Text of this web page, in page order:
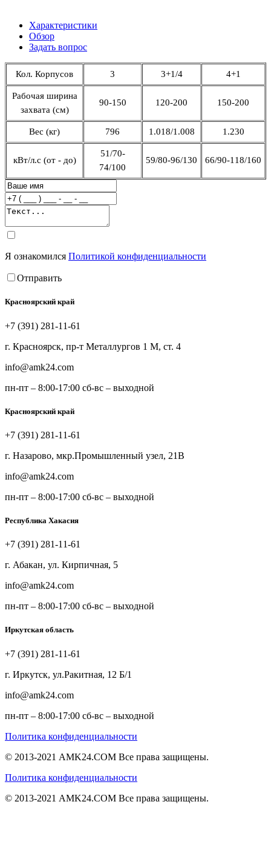
Характеристики
Обзор
Задать вопрос
Кол. Корпусов 3 3+1/4 4+1
Рабочая ширина
захвата (см)
90-150 120-200 150-200
Вес (кг) 796 1.018/1.008 1.230
кВт/л.с (от - до)
51/70-
74/100
59/80-96/130 66/90-118/160
Я ознакомился Политикой конфиденциальности
Отправить
Красноярский край
+7 (391) 281-11-61
г. Красноярск, пр-т Металлургов 1 М, ст. 4
info@amk24.com
пн-пт – 8:00-17:00 сб-вс – выходной
Красноярский край
+7 (391) 281-11-61
г. Назарово, мкр.Промышленный узел, 21В
info@amk24.com
пн-пт – 8:00-17:00 сб-вс – выходной
Республика Хакасия
+7 (391) 281-11-61
г. Абакан, ул. Кирпичная, 5
info@amk24.com
пн-пт – 8:00-17:00 сб-вс – выходной
Иркутская область
+7 (391) 281-11-61
г. Иркутск, ул.Ракитная, 12 Б/1
info@amk24.com
пн-пт – 8:00-17:00 сб-вс – выходной
Политика конфиденциальности
© 2013-2021 AMK24.COM Все права защищены.
Политика конфиденциальности
© 2013-2021 AMK24.COM Все права защищены.